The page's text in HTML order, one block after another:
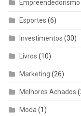
Empreendedorismo
Esportes (6)
Investimentos (30)
Livros (10)
Marketing (26)
Melhores Achados
Moda(1)